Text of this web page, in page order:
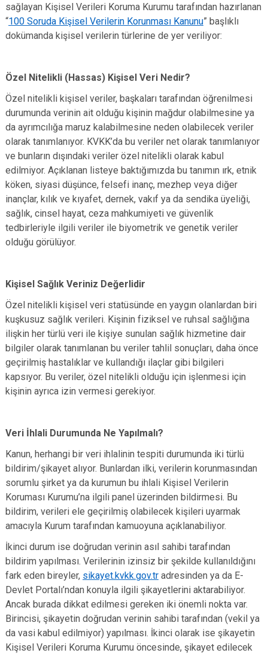
sağlayan Kişisel Verileri Koruma Kurumu tarafından hazırlanan
“100 Soruda Kişisel Verilerin Korunması Kanunu” başlıklı
dokümanda kişisel verilerin türlerine de yer veriliyor:
Özel Nitelikli (Hassas) Kişisel Veri Nedir?
Özel nitelikli kişisel veriler, başkaları tarafından öğrenilmesi
durumunda verinin ait olduğu kişinin mağdur olabilmesine ya
da ayrımcılığa maruz kalabilmesine neden olabilecek veriler
olarak tanımlanıyor. KVKK’da bu veriler net olarak tanımlanıyor
ve bunların dışındaki veriler özel nitelikli olarak kabul
edilmiyor. Açıklanan listeye baktığımızda bu tanımın ırk, etnik
köken, siyasi düşünce, felsefi inanç, mezhep veya diğer
inançlar, kılık ve kıyafet, dernek, vakıf ya da sendika üyeliği,
sağlık, cinsel hayat, ceza mahkumiyeti ve güvenlik
tedbirleriyle ilgili veriler ile biyometrik ve genetik veriler
olduğu görülüyor.
Kişisel Sağlık Veriniz Değerlidir
Özel nitelikli kişisel veri statüsünde en yaygın olanlardan biri
kuşkusuz sağlık verileri. Kişinin fiziksel ve ruhsal sağlığına
ilişkin her türlü veri ile kişiye sunulan sağlık hizmetine dair
bilgiler olarak tanımlanan bu veriler tahlil sonuçları, daha önce
geçirilmiş hastalıklar ve kullandığı ilaçlar gibi bilgileri
kapsıyor. Bu veriler, özel nitelikli olduğu için işlenmesi için
kişinin ayrıca izin vermesi gerekiyor.
Veri İhlali Durumunda Ne Yapılmalı?
Kanun, herhangi bir veri ihlalinin tespiti durumunda iki türlü
bildirim/şikayet alıyor. Bunlardan ilki, verilerin korunmasından
sorumlu şirket ya da kurumun bu ihlali Kişisel Verilerin
Koruması Kurumu’na ilgili panel üzerinden bildirmesi. Bu
bildirim, verileri ele geçirilmiş olabilecek kişileri uyarmak
amacıyla Kurum tarafından kamuoyuna açıklanabiliyor.
İkinci durum ise doğrudan verinin asıl sahibi tarafından
bildirim yapılması. Verilerinin izinsiz bir şekilde kullanıldığını
fark eden bireyler, sikayet.kvkk.gov.tr adresinden ya da E-
Devlet Portalı’ndan konuyla ilgili şikayetlerini aktarabiliyor.
Ancak burada dikkat edilmesi gereken iki önemli nokta var.
Birincisi, şikayetin doğrudan verinin sahibi tarafından (vekil ya
da vasi kabul edilmiyor) yapılması. İkinci olarak ise şikayetin
Kişisel Verileri Koruma Kurumu öncesinde, şikayet edilecek